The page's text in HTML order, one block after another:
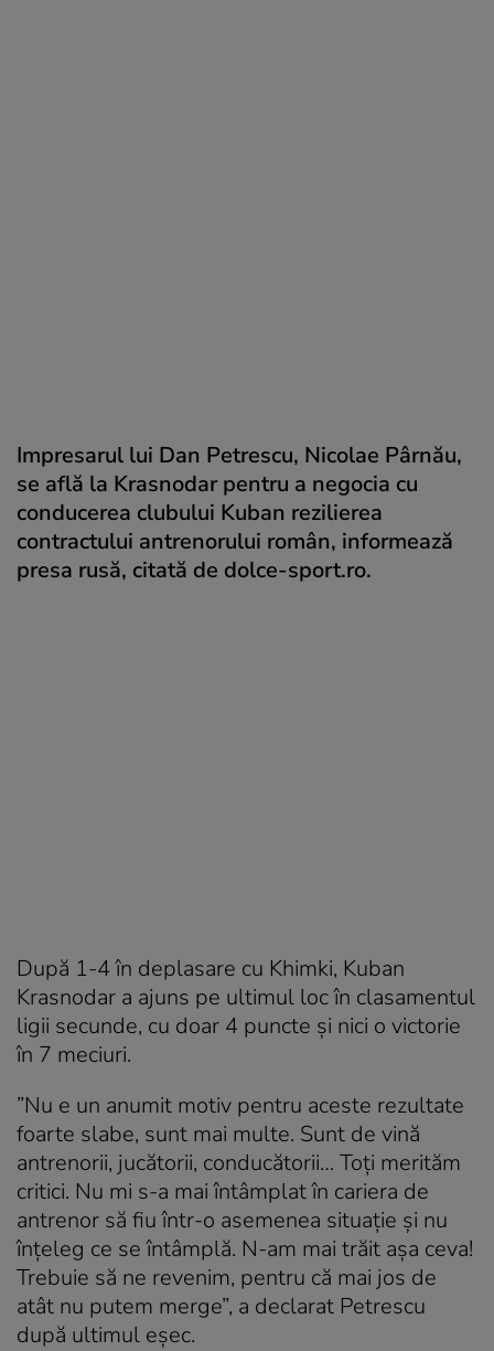
Impresarul lui Dan Petrescu, Nicolae Pârnău,
se află la Krasnodar pentru a negocia cu
conducerea clubului Kuban rezilierea
contractului antrenorului român, informează
presa rusă, citată de dolce-sport.ro.
După 1-4 în deplasare cu Khimki, Kuban
Krasnodar a ajuns pe ultimul loc în clasamentul
ligii secunde, cu doar 4 puncte și nici o victorie
în 7 meciuri.
”Nu e un anumit motiv pentru aceste rezultate
foarte slabe, sunt mai multe. Sunt de vină
antrenorii, jucătorii, conducătorii… Toți merităm
critici. Nu mi s-a mai întâmplat în cariera de
antrenor să fiu într-o asemenea situație și nu
înțeleg ce se întâmplă. N-am mai trăit așa ceva!
Trebuie să ne revenim, pentru că mai jos de
atât nu putem merge”, a declarat Petrescu
după ultimul eșec.